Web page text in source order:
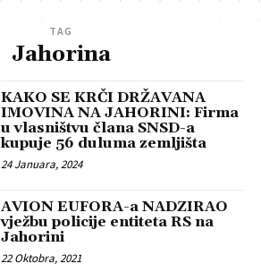
TAG
Jahorina
KAKO SE KRČI DRŽAVANA
IMOVINA NA JAHORINI: Firma
u vlasništvu člana SNSD-a
kupuje 56 duluma zemljišta
24 Januara, 2024
AVION EUFORA-a NADZIRAO
vježbu policije entiteta RS na
Jahorini
22 Oktobra, 2021